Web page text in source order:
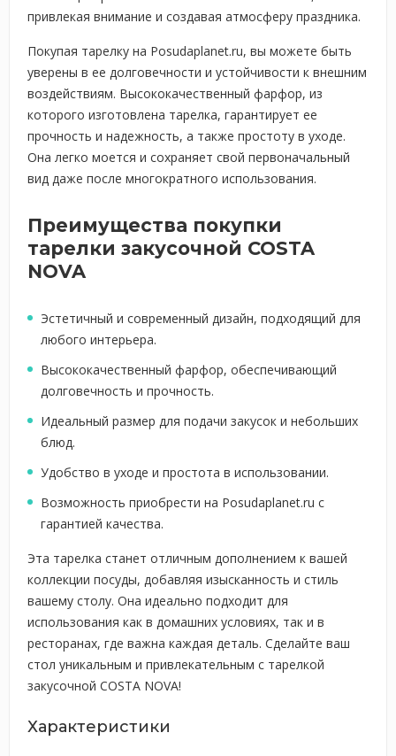
привлекая внимание и создавая атмосферу праздника.
Покупая тарелку на Posudaplanet.ru, вы можете быть
уверены в ее долговечности и устойчивости к внешним
воздействиям. Высококачественный фарфор, из
которого изготовлена тарелка, гарантирует ее
прочность и надежность, а также простоту в уходе.
Она легко моется и сохраняет свой первоначальный
вид даже после многократного использования.
Преимущества покупки
тарелки закусочной COSTA
NOVA
Эстетичный и современный дизайн, подходящий для
любого интерьера.
Высококачественный фарфор, обеспечивающий
долговечность и прочность.
Идеальный размер для подачи закусок и небольших
блюд.
Удобство в уходе и простота в использовании.
Возможность приобрести на Posudaplanet.ru с
гарантией качества.
Эта тарелка станет отличным дополнением к вашей
коллекции посуды, добавляя изысканность и стиль
вашему столу. Она идеально подходит для
использования как в домашних условиях, так и в
ресторанах, где важна каждая деталь. Сделайте ваш
стол уникальным и привлекательным с тарелкой
закусочной COSTA NOVA!
Характеристики